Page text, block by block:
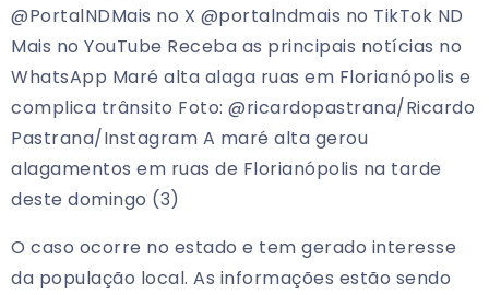
@PortalNDMais no X @portalndmais no TikTok ND
Mais no YouTube Receba as principais notícias no
WhatsApp Maré alta alaga ruas em Florianópolis e
complica trânsito Foto: @ricardopastrana/Ricardo
Pastrana/Instagram A maré alta gerou
alagamentos em ruas de Florianópolis na tarde
deste domingo (3)
O caso ocorre no estado e tem gerado interesse
da população local. As informações estão sendo